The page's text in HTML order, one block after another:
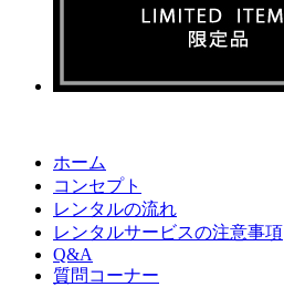
ホーム
コンセプト
レンタルの流れ
レンタルサービスの注意事項
Q&A
質問コーナー